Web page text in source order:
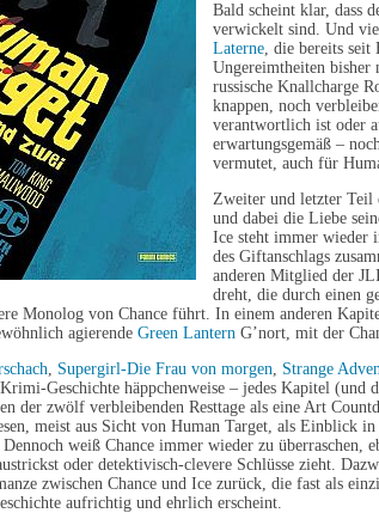
Bald scheint klar, dass
verwickelt sind. Und
Laterne, die bereits seit
Ungereimtheiten bisher
russische Knallcharge
knappen, noch
verantwortlich ist oder
erwartungsgemäß –
vermutet, auch für
Zweiter und letzter Teil
und dabei die Liebe
Ice steht immer wieder
des Giftanschlags
anderen Mitglied der
dreht, die durch einen
Monolog von Chance führt. In einem anderen
agierende Green Lantern G’nort, mit der
, Supergirl-Die Frau von morgen, Strange
Geschichte häppchenweise – jedes Kapitel (und
der zwölf verbleibenden Resttage als eine Art
meist aus Sicht von Human Target, als Einblick in
weiß Chance immer wieder zu überraschen,
oder detektivisch-clevere Schlüsse zieht.
zwischen Chance und Ice zurück, die fast als
aufrichtig und ehrlich erscheint.